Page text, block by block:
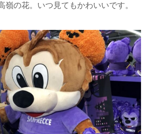
嶺の花。いつ見てもかわいいです。